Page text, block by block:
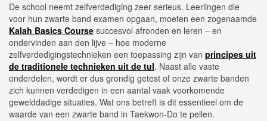
De school neemt zelfverdediging zeer serieus. Leerlingen die
voor hun zwarte band examen opgaan, moeten een zogenaamde
Kalah Basics Course succesvol afronden en leren – en
ondervinden aan den lijve – hoe moderne
zelfverdedigingstechnieken een toepassing zijn van principes uit
de traditionele technieken uit de tul. Naast alle vaste
onderdelen, wordt er dus grondig getest of onze zwarte banden
zich kunnen verdedigen in een aantal vaak voorkomende
gewelddadige situaties. Wat ons betreft is dit essentieel om de
waarde van een zwarte band in Taekwon-Do te peilen.